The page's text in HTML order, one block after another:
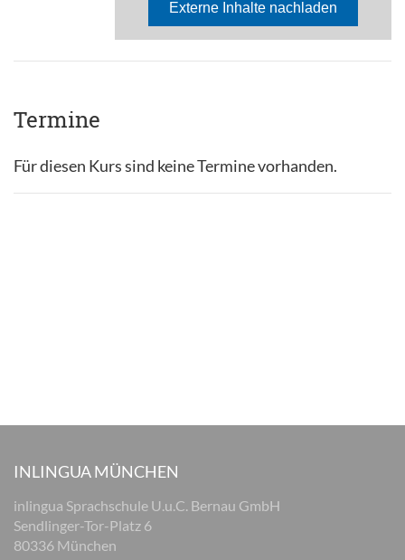
Termine
Für diesen Kurs sind keine Termine vorhanden.
INLINGUA MÜNCHEN
inlingua Sprachschule U.u.C. Bernau GmbH
Sendlinger-Tor-Platz 6
80336 München